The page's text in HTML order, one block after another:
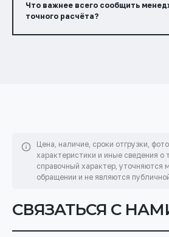
Что важнее всего сообщить
точного расчёта?
Цена, наличие, сроки отгрузки,
характеристики и иные сведения о
справочный характер, уточняются
обращении и не являются
СВЯЗАТЬСЯ С